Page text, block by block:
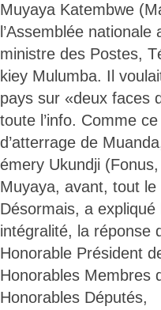
Muyaya Katembwe
l’Assemblée
ministre des Postes,
kiey Mulumba. Il
pays sur «deux faces
toute l’info. Comme
d’atterrage de
émery Ukundji
Muyaya, avant, tout
Désormais, a
intégralité, la réponse
Honorable Président
Honorables Membres
Honorables Députés,